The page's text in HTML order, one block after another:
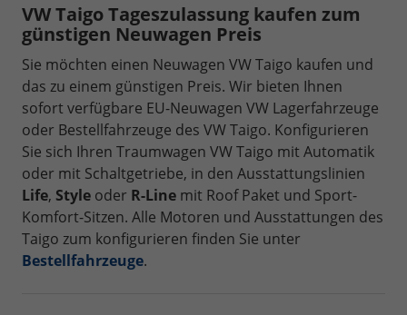
VW Taigo Tageszulassung kaufen zum
günstigen Neuwagen Preis
Sie möchten einen Neuwagen VW Taigo kaufen und
das zu einem günstigen Preis. Wir bieten Ihnen
sofort verfügbare EU-Neuwagen VW Lagerfahrzeuge
oder Bestellfahrzeuge des VW Taigo. Konfigurieren
Sie sich Ihren Traumwagen VW Taigo mit Automatik
oder mit Schaltgetriebe, in den Ausstattungslinien
Life, Style oder R-Line mit Roof Paket und Sport-
Komfort-Sitzen. Alle Motoren und Ausstattungen des
Taigo zum konfigurieren finden Sie unter
Bestellfahrzeuge.